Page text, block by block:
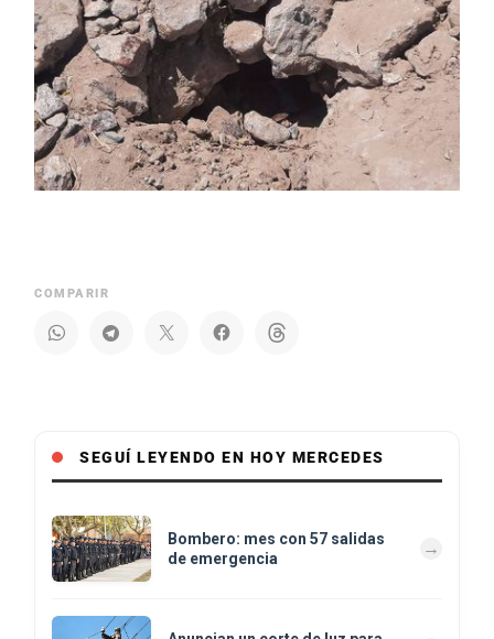
COMPARIR
SEGUÍ LEYENDO EN HOY MERCEDES
Bombero: mes con 57 salidas
de emergencia